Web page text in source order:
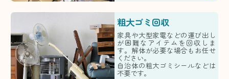
粗大ゴミ回収
家具や大型家電などの運び出し
が困難なアイテムを回収しま
す。解体が必要な場合もお任せ
ください。
自治体の粗大ゴミシールなどは
不要です。